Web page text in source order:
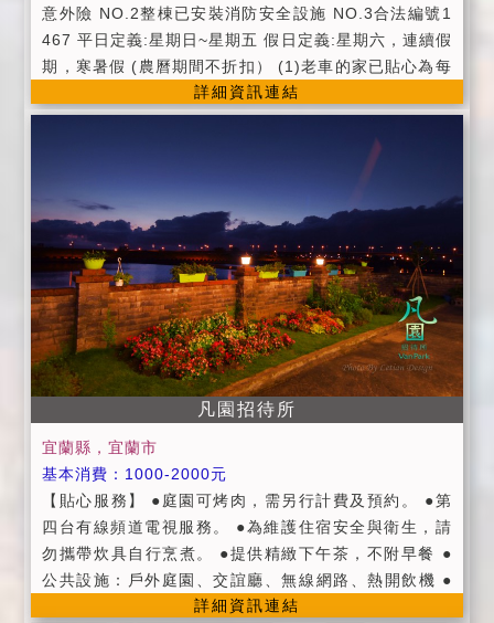
意外險 NO.2整棟已安裝消防安全設施 NO.3合法編號1
467 平日定義:星期日~星期五 假日定義:星期六，連續假
期，寒暑假 (農曆期間不折扣） (1)老車的家已貼心為每
位旅客投保3400萬公共意外險，讓旅客住宿有保障。
(2)老車的家整棟已安裝消防設備。 (3)備有32吋LED液
晶電視，變頻冷氣，獨立衛浴， 洗澡盆洗用品，吹風
樓梯走道牆均有室內電話可連接每一層樓。 (4)老車的家
備有免費停車位 （請先告知車輛） (5)進房時間-下午1
5:00後，退房時間上午11:00前。 (6)平日：週日至週五
假日：週六，連續假期 原價：農曆春節期間 (7)入住時
請記得出示你的證件，以便我們登記， 在辦理登記的同
時也請你將住宿費一併繳納。 (8)如預訂房間，訂金需繳
價格之30%計算， 年節期間訂金為5成。 (9)如因天災颱
風（依中央氣象局發佈海上颱風為準）， 地震等不可抗
拒因素退還已付訂金百分之百。 (10)為維護保障入住宿
房客安全，與環境品質， 不接受非住宿房客人士入內參
訪如需加人請先告知。 (11)夜間10點過後請勿大聲喧
嘩， 勿嘻鬧更不能開派對喔。 (12)房間內 請勿吸菸避
免偵煙警報器誤鳴。 (13)請勿攜帶寵物住宿內， 請勿破
壞或攜帶出屋內的用品 （如家具，電視，冷氣，遙控
器…等物品） 否則要請你照價賠償喔。 ※ 延期住宿：
請於十天前告知，限延期一次。 ※ 延期住宿： 如遇天
詳細資訊連結
凡園招待所
宜蘭縣，宜蘭市
基本消費：1000-2000元
【貼心服務】 ●庭園可烤肉，需另行計費及預約。 ●第
四台有線頻道電視服務。 ●為維護住宿安全與衛生，請
勿攜帶炊具自行烹煮。 ●提供精緻下午茶，不附早餐 ●
公共設施：戶外庭園、交誼廳、無線網路、熱開飲機 ●
提供免費停車場 ●提供賞鯨代訂服務 ●可提早寄放行李
詳細資訊連結